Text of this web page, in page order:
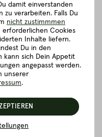
von
damit einverstanden
zu verarbeiten. Falls Du
nicht zustimmmen
erforderlichen Cookies
Inhalte liefern.
Du in den
kann sich Dein Appetit
angepasst werden.
unserer
.